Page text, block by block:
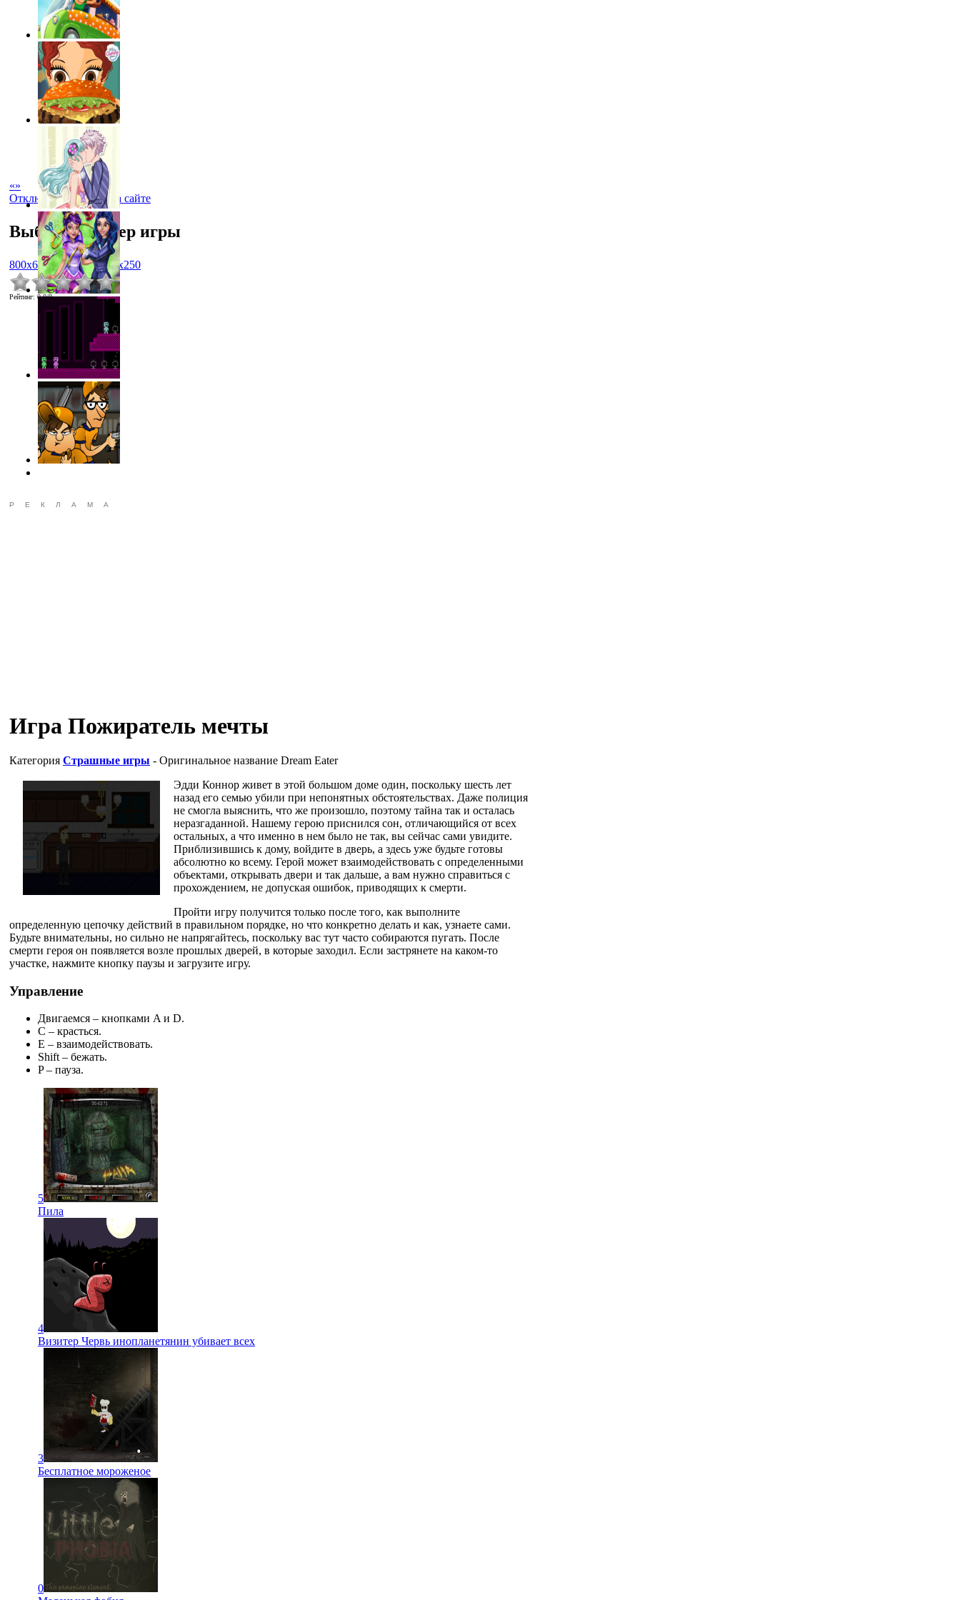
«»
Отключить рекламу на сайте
Выбрать размер игры
800x600 1024x768 450x250
Рейтинг: 0.0/0
РЕКЛАМА
Игра Пожиратель мечты
Категория Страшные игры - Оригинальное название Dream Eater
Эдди Коннор живет в этой большом доме один, поскольку шесть лет
назад его семью убили при непонятных обстоятельствах. Даже полиция
не смогла выяснить, что же произошло, поэтому тайна так и осталась
неразгаданной. Нашему герою приснился сон, отличающийся от всех
остальных, а что именно в нем было не так, вы сейчас сами увидите.
Приблизившись к дому, войдите в дверь, а здесь уже будьте готовы
абсолютно ко всему. Герой может взаимодействовать с определенными
объектами, открывать двери и так дальше, а вам нужно справиться с
прохождением, не допуская ошибок, приводящих к смерти.
Пройти игру получится только после того, как выполните
определенную цепочку действий в правильном порядке, но что конкретно делать и как, узнаете сами.
Будьте внимательны, но сильно не напрягайтесь, поскольку вас тут часто собираются пугать. После
смерти героя он появляется возле прошлых дверей, в которые заходил. Если застрянете на каком-то
участке, нажмите кнопку паузы и загрузите игру.
Управление
Двигаемся – кнопками A и D.
C – красться.
E – взаимодействовать.
Shift – бежать.
P – пауза.
5
Пила
4
Визитер Червь инопланетянин убивает всех
3
Бесплатное мороженое
0